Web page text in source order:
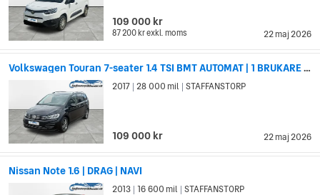
22 maj 2026
109 000 kr
87 200 krexkl. moms
Volkswagen Touran 7-seater 1.4 TSI BMT AUTOMAT | 1 BRUKARE | DRAG
22 maj 2026
2017 28 000 mil STAFFANSTORP
109 000 kr
Nissan Note 1.6 | DRAG | NAVI
2013 16 600 mil STAFFANSTORP